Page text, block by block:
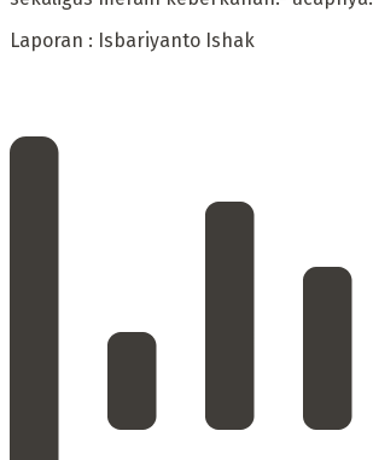
Laporan : Isbariyanto Ishak